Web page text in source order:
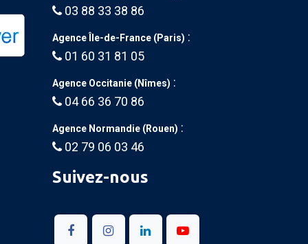
03 88 33 38 86
Agence Île-de-France (Paris) :
01 60 31 81 05
Agence Occitanie (Nîmes) :
04 66 36 70 86
Agence Normandie (Rouen) :
02 79 06 03 46
Suivez-nous